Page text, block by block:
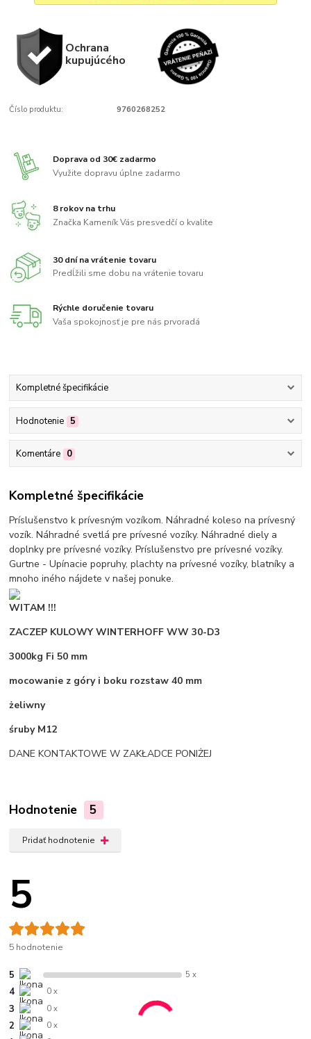
Ochrana
kupujúcého
Číslo produktu: 9760268252
Doprava od 30€ zadarmo
Využite dopravu úplne zadarmo
8 rokov na trhu
Značka Kameník Vás presvedčí o kvalite
30 dní na vrátenie tovaru
Predĺžili sme dobu na vrátenie tovaru
Rýchle doručenie tovaru
Vaša spokojnosť je pre nás prvoradá
Kompletné špecifikácie
Hodnotenie 5
Komentáre 0
Kompletné špecifikácie
Príslušenstvo k prívesným vozíkom. Náhradné koleso na prívesný
vozík. Náhradné svetlá pre prívesné vozíky. Náhradné diely a
doplnky pre prívesné vozíky. Príslušenstvo pre prívesné vozíky.
Gurtne - Upínacie popruhy, plachty na prívesné vozíky, blatníky a
mnoho iného nájdete v našej ponuke.
WITAM !!!
ZACZEP KULOWY WINTERHOFF WW 30-D3
3000kg Fi 50 mm
mocowanie z góry i boku rozstaw 40 mm
żeliwny
śruby M12
DANE KONTAKTOWE W ZAKŁADCE PONIŻEJ
Hodnotenie 5
Pridať hodnotenie
5
5 hodnotenie
5 5 x
4 0 x
3 0 x
2 0 x